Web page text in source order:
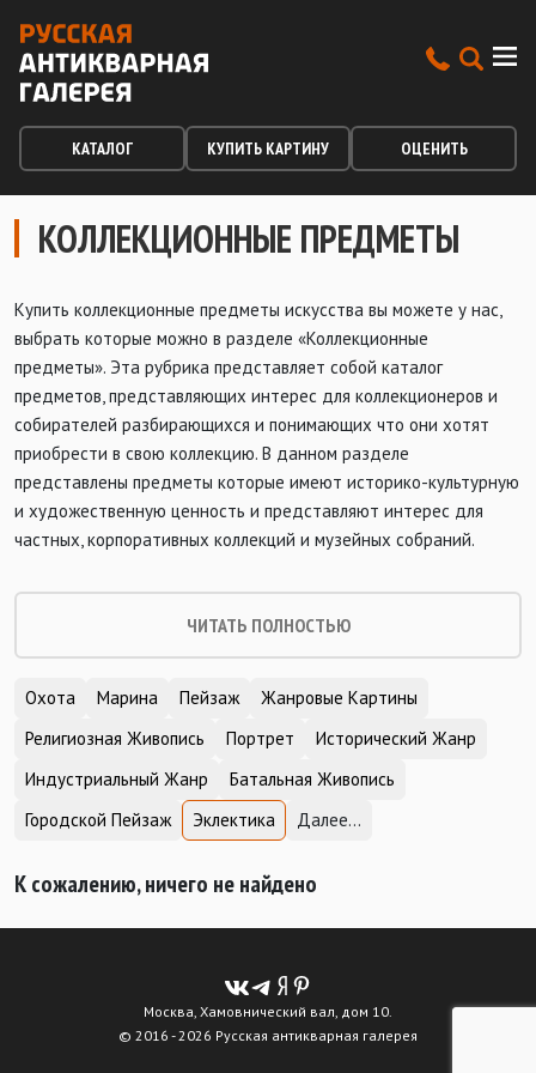
КАТАЛОГ КУПИТЬ КАРТИНУ ОЦЕНИТЬ
КОЛЛЕКЦИОННЫЕ ПРЕДМЕТЫ
Купить коллекционные предметы искусства вы можете у нас,
выбрать которые можно в разделе «Коллекционные
предметы». Эта рубрика представляет собой каталог
предметов, представляющих интерес для коллекционеров и
собирателей разбирающихся и понимающих что они хотят
приобрести в свою коллекцию. В данном разделе
представлены предметы которые имеют историко-культурную
и художественную ценность и представляют интерес для
частных, корпоративных коллекций и музейных собраний.
ЧИТАТЬ ПОЛНОСТЬЮ
Охота Марина Пейзаж
Жанровые Картины
Религиозная Живопись
Портрет
Исторический Жанр
Индустриальный Жанр
Батальная Живопись
Городской Пейзаж
Эклектика Далее...
К сожалению, ничего не найдено
Москва, Хамовнический вал, дом 10.
© 2016 - 2026 Русская антикварная галерея